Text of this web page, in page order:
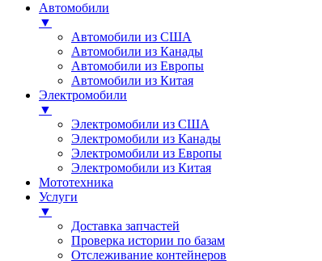
Автомобили
▼
Автомобили из США
Автомобили из Канады
Автомобили из Европы
Автомобили из Китая
Электромобили
▼
Электромобили из США
Электромобили из Канады
Электромобили из Европы
Электромобили из Китая
Мототехника
Услуги
▼
Доставка запчастей
Проверка истории по базам
Отслеживание контейнеров